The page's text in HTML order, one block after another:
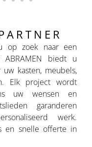
op zoek naar een
ABRAMEN biedt u
kasten, meubels,
Elk project wordt
uw wensen en
garanderen
werk.
en snelle offerte in